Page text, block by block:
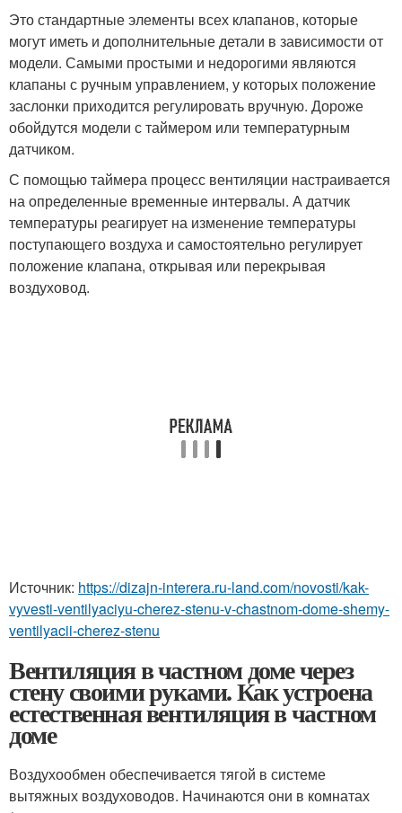
Это стандартные элементы всех клапанов, которые
могут иметь и дополнительные детали в зависимости от
модели. Самыми простыми и недорогими являются
клапаны с ручным управлением, у которых положение
заслонки приходится регулировать вручную. Дороже
обойдутся модели с таймером или температурным
датчиком.
С помощью таймера процесс вентиляции настраивается
на определенные временные интервалы. А датчик
температуры реагирует на изменение температуры
поступающего воздуха и самостоятельно регулирует
положение клапана, открывая или перекрывая
воздуховод.
Источник: https://dizajn-interera.ru-land.com/novosti/kak-
vyvesti-ventilyaciyu-cherez-stenu-v-chastnom-dome-shemy-
ventilyacii-cherez-stenu
Вентиляция в частном доме через
стену своими руками. Как устроена
естественная вентиляция в частном
доме
Воздухообмен обеспечивается тягой в системе
вытяжных воздуховодов. Начинаются они в комнатах